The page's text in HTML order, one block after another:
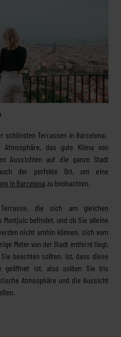
schönsten Terrassen in Barcelona,
das gute Klima von
Aussichten auf die ganze Stadt
der perfekte Ort, um eine
in Barcelona zu beobachten.
die sich am gleichen
befindet, und ob Sie alleine
nicht umhin können, sich vom
Meter von der Stadt entfernt liegt,
beachten sollten, ist, dass diese
geöffnet ist, also sollten Sie bis
Atmosphäre und die Aussicht